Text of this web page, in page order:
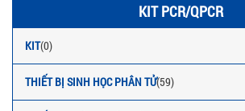
KIT PCR/QPCR
KIT(0)
THIẾT BỊ SINH HỌC PHÂN TỬ(59)